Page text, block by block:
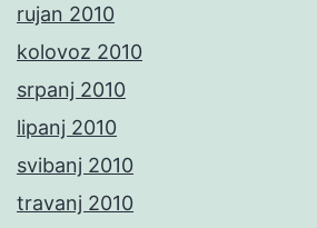
rujan 2010
kolovoz 2010
srpanj 2010
lipanj 2010
svibanj 2010
travanj 2010